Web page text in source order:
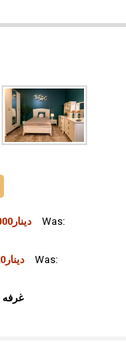
175,000دينار
Was:
250,000دينار
Was:
غرفه